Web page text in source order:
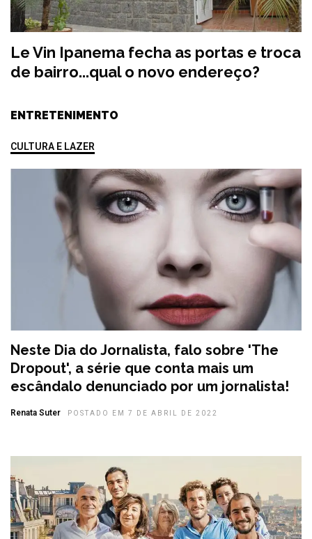
Le Vin Ipanema fecha as portas e troca
de bairro...qual o novo endereço?
ENTRETENIMENTO
CULTURA E LAZER
Neste Dia do Jornalista, falo sobre 'The
Dropout', a série que conta mais um
escândalo denunciado por um jornalista!
Renata Suter POSTADO EM 7 DE ABRIL DE 2022